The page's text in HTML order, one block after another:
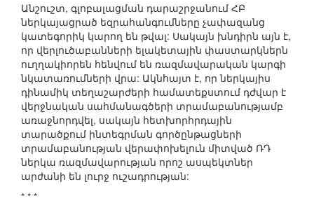
Անշուշտ, գլոբալացման դարաշրջանում ՀԲ
ներկայացրած եզրահանգումները չափազանց
կատեգորիկ կարող են թվալ: Սակայն խնդիրն այն է,
որ վերլուծաբանների ելակետային փաստարկներն
ուղղակիորեն հենվում են ռազմավարական կարգի
նկատառումների վրա: Ակնհայտ է, որ ներկայիս
դինամիկ տեղաշարժերի համատեքստում դժվար է
վերջնական սահմանագծերի տրամաբանությամբ
առաջնորդվել, սակայն հետխորհրդային
տարածքում ինտեգրման գործընթացների
տրամաբանության վերափոխելուն միտված ՌԴ
ներկա ռազմավարության որոշ ասպեկտներ
արժանի են լուրջ ուշադրության:
* * *